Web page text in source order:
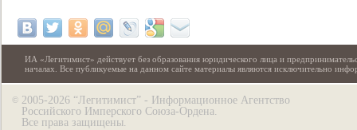
ИА «Легитимист» действует без образования юридического лица и
началах. Все публикуемые на данном сайте материалы являются исключительно
© 2005-2026 “Легитимист” - Информационное Агентство
Российского Имперского Союза-Ордена.
Все права защищены.